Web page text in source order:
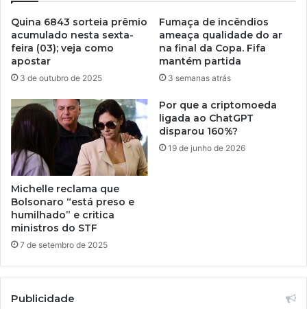
Quina 6843 sorteia prêmio
acumulado nesta sexta-
feira (03); veja como
apostar
3 de outubro de 2025
Fumaça de incêndios
ameaça qualidade do ar
na final da Copa. Fifa
mantém partida
3 semanas atrás
Michelle reclama que
Bolsonaro “está preso e
humilhado” e critica
ministros do STF
7 de setembro de 2025
Por que a criptomoeda
ligada ao ChatGPT
disparou 160%?
19 de junho de 2026
Publicidade